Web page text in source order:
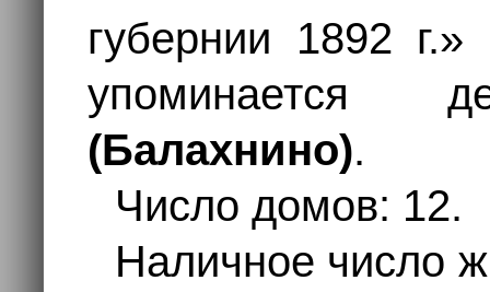
губернии 1892
упоминается
(Балахнино).
Число домов: 12.
Наличное число